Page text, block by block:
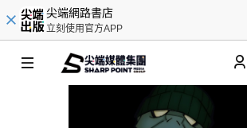
尖端網路書店
立刻使用官方APP